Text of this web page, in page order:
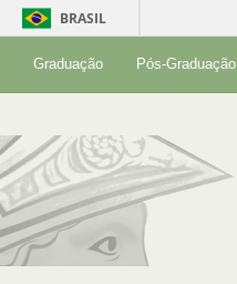
BRASIL
Graduação Pós-Graduação